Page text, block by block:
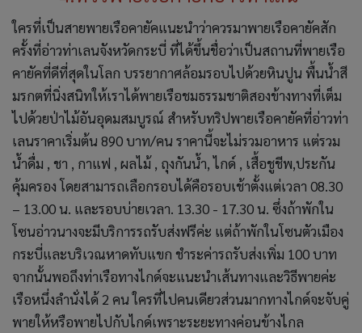
ใครที่เป็นสายพายเรือคายัคแนะนำว่าควรมาพายเรือคายัคสัก
ครั้งที่อ่าวท่าเลนจังหวัดกระบี่ ที่ได้ขึ้นชื่อว่าเป็นสถานที่พายเรือ
คายัคที่ดีที่สุดในโลก บรรยากาศล้อมรอบไปด้วยหินปูน พื้นน้ำสี
มรกตที่นิ่งสนิทให้เราได้พายเรือชมธรรมชาติสองข้างทางที่เต็ม
ไปด้วยป่าไม้อันอุดมสมบูรณ์ สำหรับทริปพายเรือคายัคที่อ่าวท่า
เลนราคาเริ่มต้น 890 บาท/คน ราคานี้จะไม่รวมอาหาร แต่รวม
น้ำดื่ม , ชา , กาแฟ , ผลไม้ , ถุงกันน้ำ, ไกด์ , เสื้อชูชีพ,ประกัน
คุ้มครอง โดยสามารถเลือกรอบได้คือรอบเช้าตั้งแต่เวลา 08.30
– 13.00 น. และรอบบ่ายเวลา. 13.30 - 17.30 น. ซึ่งถ้าพักใน
โซนอ่าวนางจะมีบริการรถรับส่งฟรีค่ะ แต่ถ้าพักในโซนตัวเมือง
กระบี่และบริเวณหาดทับแขก ชำระค่ารถรับส่งเพิ่ม 100 บาท
จากนั้นพอถึงท่าเรือทางไกด์จะแนะนำเส้นทางและวิธีพายค่ะ
เรือหนึ่งลำนั่งได้ 2 คน ใครที่ไปคนเดียวส่วนมากทางไกด์จะจับคู่
พายให้หรือพายไปกับไกด์เพราะระยะทางค่อนข้างไกล